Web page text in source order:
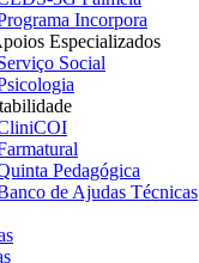
Incorpora
Especializados
Social
Pedagógica
de Ajudas Técnicas